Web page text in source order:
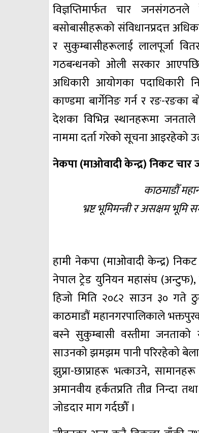
विज्ञप्तिमार्फत चार
बसोबासीहरूको संविधानप्रदत्त
र सुकुम्बासीहरूलाई लालपूर्जा
गठबन्धनको ओली सरकार आएपछि
अधिकारी आयोगका पदाधिकारी
काण्डमा बार्गेनिङ गर्न र रङ-
देशका विभिन्न स्थानहरूमा
नाममा दर्ता गरेको सूचना आइरहेको
नेकपा (माओवादी केन्द्र) निकट
काठमाडौँ
भ्रष्ट भूमिमन्त्री र असक्षम
हामी नेकपा (माओवादी केन्द्र)
नेपाल ट्रेड युनियन महासंघ
हिजो मिति २०८२ साउन ३० गते
काठमाडौं महानगरपालिकाले
बस्ने सुकुम्बासी वस्तीमा जनताको
साउनको झमझम पानी परिरहेको
झुप्रा-छाप्राहरू भत्काउने,
अमानवीय हर्कतप्रति तीव्र निन्दा
जोडदार माग गर्दछौँ ।